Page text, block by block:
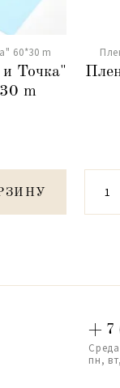
60*30 m
Точка"
m
+ 7
пн,